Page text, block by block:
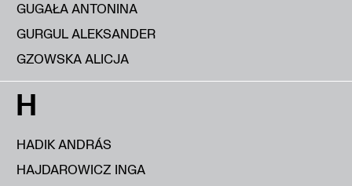
GUGAŁA ANTONINA
GURGUL ALEKSANDER
GZOWSKA ALICJA
H
HADIK ANDRÁS
HAJDAROWICZ INGA